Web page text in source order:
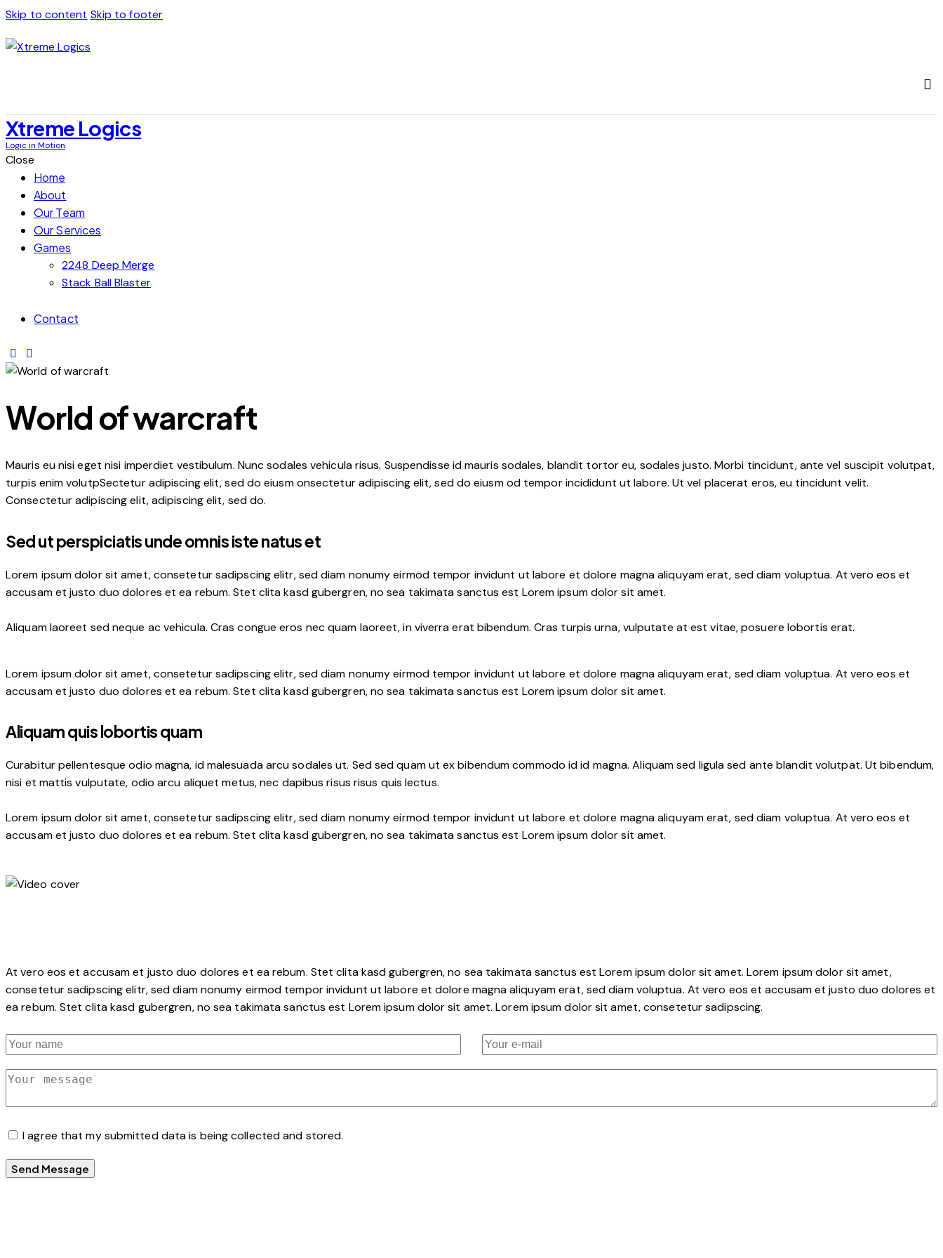
Skip to content Skip to footer
Xtreme Logics
Logic in Motion
Close
Home
About
Our Team
Our Services
Games
2248 Deep Merge
Stack Ball Blaster
Contact
World of warcraft
Mauris eu nisi eget nisi imperdiet vestibulum. Nunc sodales vehicula risus. Suspendisse id mauris sodales, blandit tortor eu, sodales justo. Morbi tincidunt, ante vel suscipit volutpat,
turpis enim volutpSectetur adipiscing elit, sed do eiusm onsectetur adipiscing elit, sed do eiusm od tempor incididunt ut labore. Ut vel placerat eros, eu tincidunt velit.
Consectetur adipiscing elit, adipiscing elit, sed do.
Sed ut perspiciatis unde omnis iste natus et
Lorem ipsum dolor sit amet, consetetur sadipscing elitr, sed diam nonumy eirmod tempor invidunt ut labore et dolore magna aliquyam erat, sed diam voluptua. At vero eos et
accusam et justo duo dolores et ea rebum. Stet clita kasd gubergren, no sea takimata sanctus est Lorem ipsum dolor sit amet.
Aliquam laoreet sed neque ac vehicula. Cras congue eros nec quam laoreet, in viverra erat bibendum. Cras turpis urna, vulputate at est vitae, posuere lobortis erat.
Lorem ipsum dolor sit amet, consetetur sadipscing elitr, sed diam nonumy eirmod tempor invidunt ut labore et dolore magna aliquyam erat, sed diam voluptua. At vero eos et
accusam et justo duo dolores et ea rebum. Stet clita kasd gubergren, no sea takimata sanctus est Lorem ipsum dolor sit amet.
Aliquam quis lobortis quam
Curabitur pellentesque odio magna, id malesuada arcu sodales ut. Sed sed quam ut ex bibendum commodo id id magna. Aliquam sed ligula sed ante blandit volutpat. Ut bibendum,
nisi et mattis vulputate, odio arcu aliquet metus, nec dapibus risus risus quis lectus.
Lorem ipsum dolor sit amet, consetetur sadipscing elitr, sed diam nonumy eirmod tempor invidunt ut labore et dolore magna aliquyam erat, sed diam voluptua. At vero eos et
accusam et justo duo dolores et ea rebum. Stet clita kasd gubergren, no sea takimata sanctus est Lorem ipsum dolor sit amet.
At vero eos et accusam et justo duo dolores et ea rebum. Stet clita kasd gubergren, no sea takimata sanctus est Lorem ipsum dolor sit amet. Lorem ipsum dolor sit amet,
consetetur sadipscing elitr, sed diam nonumy eirmod tempor invidunt ut labore et dolore magna aliquyam erat, sed diam voluptua. At vero eos et accusam et justo duo dolores et
ea rebum. Stet clita kasd gubergren, no sea takimata sanctus est Lorem ipsum dolor sit amet. Lorem ipsum dolor sit amet, consetetur sadipscing.
I agree that my submitted data is being collected and stored.
Send Message